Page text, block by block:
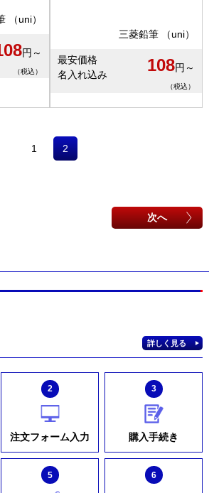
（uni）
円～
（税込）
三菱鉛筆 （uni）
最安価格
名入れ込み
108円～
（税込）
1 2
次へ
詳しく見る
2
注文フォーム入力
3
購入手続き
5 6